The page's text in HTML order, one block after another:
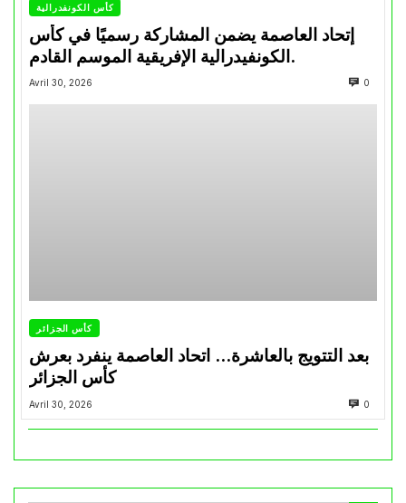
كأس الكونفدرالية
إتحاد العاصمة يضمن المشاركة رسميًا في كأس
الكونفيدرالية الإفريقية الموسم القادم.
Avril 30, 2026 0
كأس الجزائر
بعد التتويج بالعاشرة… اتحاد العاصمة ينفرد بعرش
كأس الجزائر
Avril 30, 2026 0